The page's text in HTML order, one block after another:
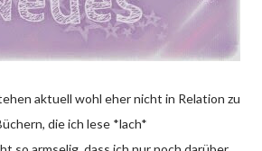
die ich lese *lach*